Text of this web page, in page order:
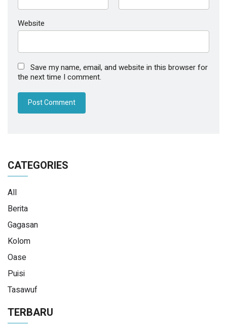
Website
Save my name, email, and website in this browser for
the next time I comment.
CATEGORIES
All
Berita
Gagasan
Kolom
Oase
Puisi
Tasawuf
TERBARU